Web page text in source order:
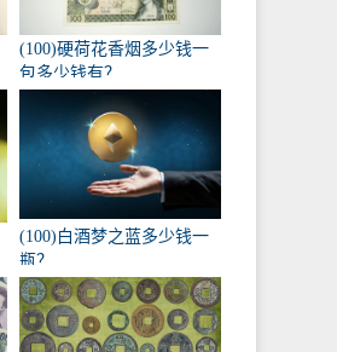
(100)硬荷花香烟多少钱一
包多少钱有？
(100)白酒梦之蓝多少钱一
瓶？